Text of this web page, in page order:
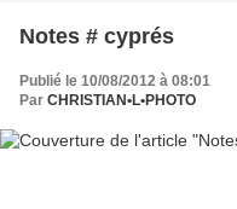
Notes # cyprés
Publié le 10/08/2012 à 08:01
Par CHRISTIAN•L•PHOTO